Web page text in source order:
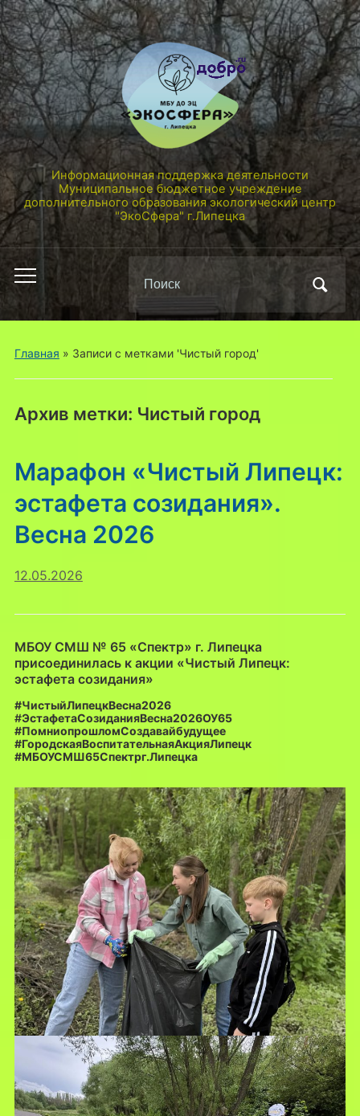
Информационная поддержка деятельности
Муниципальное бюджетное учреждение
дополнительного образования экологический центр
"ЭкоСфера" г.Липецка
Переключить
мобильное
меню
Поиск
по:
Главная » Записи с метками 'Чистый город'
Архив метки: Чистый город
Марафон «Чистый Липецк:
эстафета созидания».
Весна 2026
12.05.2026
МБОУ СМШ № 65 «Спектр» г. Липецка
присоединилась к акции «Чистый Липецк:
эстафета созидания»
#ЧистыйЛипецкВесна2026
#ЭстафетаСозиданияВесна2026ОУ65
#ПомниопрошломСоздавайбудущее
#ГородскаяВоспитательнаяАкцияЛипецк
#МБОУСМШ65Спектрг.Липецка